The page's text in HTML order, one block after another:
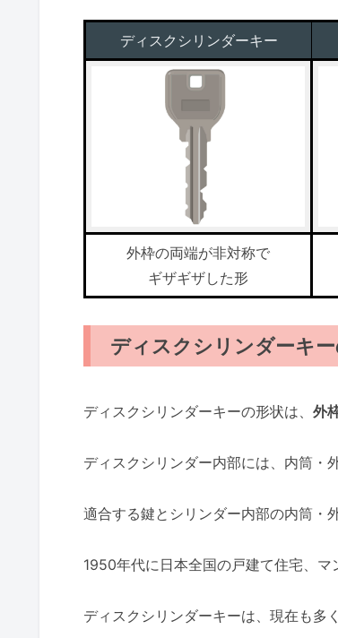
ディスクシリンダーキー
外枠の両端が非対称で
ギザギザした形
ディスクシリンダーキ
ディスクシリンダーキーの形状は、 外
ディスクシリンダー内部には、内筒・
適合する鍵とシリンダー内部の内筒・
1950年代に日本全国の戸建て住宅、マ
ディスクシリンダーキーは、現在も多